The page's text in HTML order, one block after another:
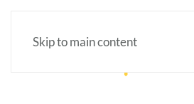
Skip to main content